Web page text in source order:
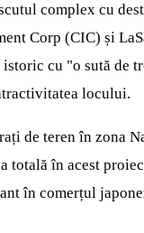
complex cu
Corp (CIC) și
cu "o sută
locului.
de teren în
în acest
în comerțul